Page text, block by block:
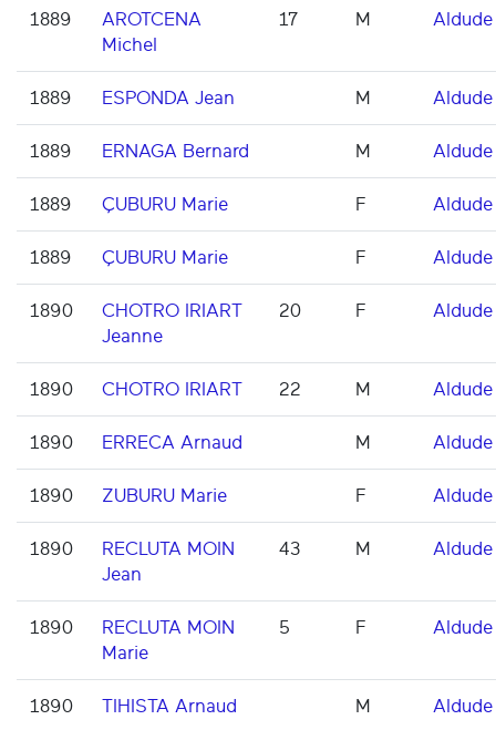
1889
AROTCENA
Michel
17 M Aldude
1889 ESPONDA Jean M Aldude
1889 ERNAGA Bernard M Aldude
1889 ÇUBURU Marie F Aldude
1889 ÇUBURU Marie F Aldude
1890
CHOTRO IRIART
Jeanne
20 F Aldude
1890 CHOTRO IRIART 22 M Aldude
1890 ERRECA Arnaud M Aldude
1890 ZUBURU Marie F Aldude
1890
RECLUTA MOIN
Jean
43 M Aldude
1890
RECLUTA MOIN
Marie
5 F Aldude
1890 TIHISTA Arnaud M Aldude